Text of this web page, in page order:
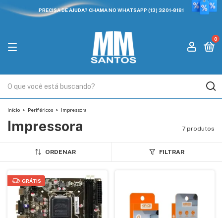
PRECISA DE AJUDA? CHAMA NO WHATSAPP (13) 3201-8181
0
Início > Periféricos > Impressora
Impressora 7 produtos
ORDENAR FILTRAR
GRÁTIS